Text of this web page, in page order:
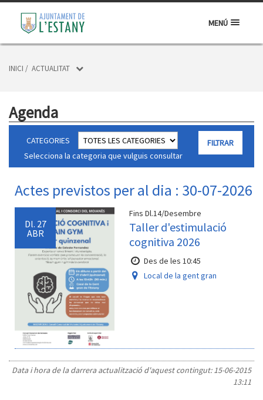
MENÚ
INICI / ACTUALITAT
Agenda
CATEGORIES
Selecciona la categoria que vulguis consultar
Actes previstos per al dia : 30-07-2026
Dl. 27
ABR
Fins Dl.14/Desembre
Taller d'estimulació
cognitiva 2026
Des de les 10:45
Local de la gent gran
Data i hora de la darrera actualització d'aquest contingut:15-06-2015
13:11